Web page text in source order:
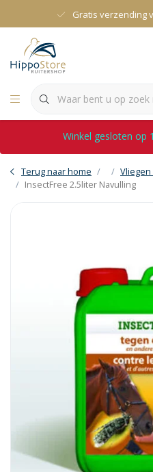
Gratis verzending
Winkel gesloten op
Terug naar home
InsectFree 2.5liter Navulling